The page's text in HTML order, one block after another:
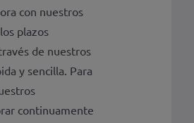
con nuestros
plazos
de nuestros
y sencilla. Para
continuamente